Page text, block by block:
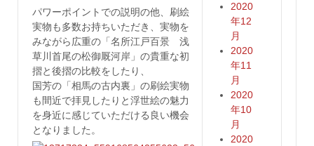
パワーポイントでの説明の他、刷絵
実物も多数お持ちいただき、実物を
みながら広重の「名所江戸百景 浅
草川首尾の松御厩河岸」の貴重な初
摺と後摺の比較をしたり、
国芳の「相馬の古内裏」の刷絵実物
も間近で拝見したりと浮世絵の魅力
を身近に感じていただける良い機会
となりました。
2020
年12
月
2020
年11
月
2020
年10
月
2020